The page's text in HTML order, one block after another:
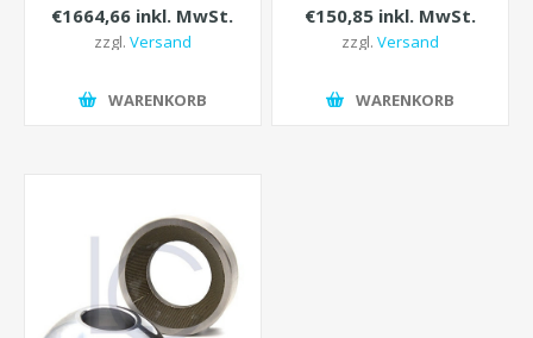
€1664,66 inkl. MwSt.
zzgl. Versand
WARENKORB
€150,85 inkl. MwSt.
zzgl.Versand
WARENKORB